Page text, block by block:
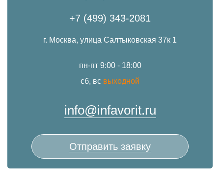
+7 (499) 343-2081
г. Москва, улица Салтыковская 37к 1
пн-пт 9:00 - 18:00
сб, вс выходной
info@infavorit.ru
Отправить заявку